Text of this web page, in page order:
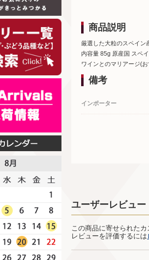
商品説明
厳選した大粒のスペイン
内容量 85g 原産国 スペ
ワインとのマリアージ(
備考
インポーター
ユーザーレビュー
この商品に寄せられた
レビューを評価するには